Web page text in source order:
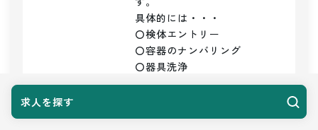
求人を探す
具体的には・・・
〇検体エントリー
〇容器のナンバリング
〇器具洗浄
〇かたずけ